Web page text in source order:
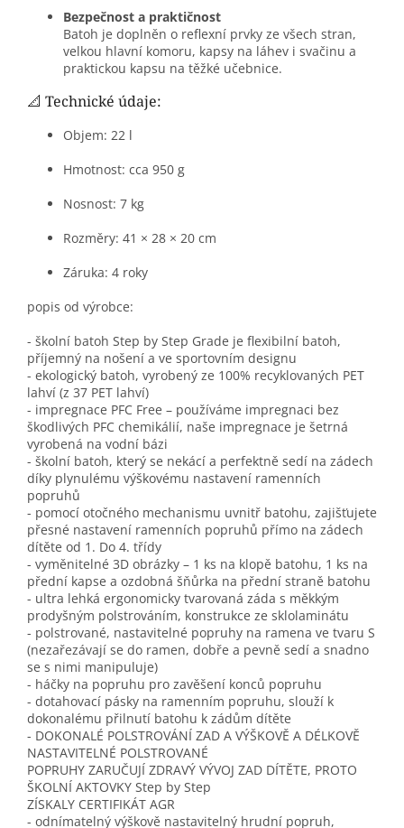
Bezpečnost a praktičnost
Batoh je doplněn o reflexní prvky ze všech stran,
velkou hlavní komoru, kapsy na láhev i svačinu a
praktickou kapsu na těžké učebnice.
📐 Technické údaje:
Objem: 22 l
Hmotnost: cca 950 g
Nosnost: 7 kg
Rozměry: 41 × 28 × 20 cm
Záruka: 4 roky
popis od výrobce:
- školní batoh Step by Step Grade je flexibilní batoh,
příjemný na nošení a ve sportovním designu
- ekologický batoh, vyrobený ze 100% recyklovaných PET
lahví (z 37 PET lahví)
- impregnace PFC Free – používáme impregnaci bez
škodlivých PFC chemikálií, naše impregnace je šetrná
vyrobená na vodní bázi
- školní batoh, který se nekácí a perfektně sedí na zádech
díky plynulému výškovému nastavení ramenních
popruhů
- pomocí otočného mechanismu uvnitř batohu, zajišťujete
přesné nastavení ramenních popruhů přímo na zádech
dítěte od 1. Do 4. třídy
- vyměnitelné 3D obrázky – 1 ks na klopě batohu, 1 ks na
přední kapse a ozdobná šňůrka na přední straně batohu
- ultra lehká ergonomicky tvarovaná záda s měkkým
prodyšným polstrováním, konstrukce ze sklolaminátu
- polstrované, nastavitelné popruhy na ramena ve tvaru S
(nezařezávají se do ramen, dobře a pevně sedí a snadno
se s nimi manipuluje)
- háčky na popruhu pro zavěšení konců popruhu
- dotahovací pásky na ramenním popruhu, slouží k
dokonalému přilnutí batohu k zádům dítěte
- DOKONALÉ POLSTROVÁNÍ ZAD A VÝŠKOVĚ A DÉLKOVĚ
NASTAVITELNÉ POLSTROVANÉ
POPRUHY ZARUČUJÍ ZDRAVÝ VÝVOJ ZAD DÍTĚTE, PROTO
ŠKOLNÍ AKTOVKY Step by Step
ZÍSKALY CERTIFIKÁT AGR
- odnímatelný výškově nastavitelný hrudní popruh,